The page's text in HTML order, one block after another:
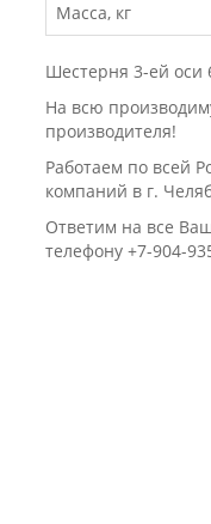
Масса, кг
Шестерня 3-ей оси
На всю
производителя!
Работаем по всей
компаний в г.
Ответим на все
телефону +7-904-